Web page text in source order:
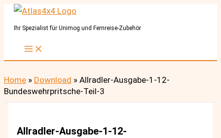
Zum
InhaltIhr Spezialist für Unimog und Fernreise-Zubehör
Home » Download » Allradler-Ausgabe-1-12-
Bundeswehrpritsche-Teil-3
Allradler-Ausgabe-1-12-